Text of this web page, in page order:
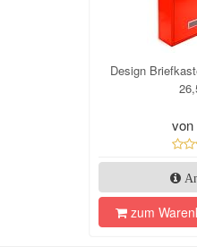
Design
von
zum